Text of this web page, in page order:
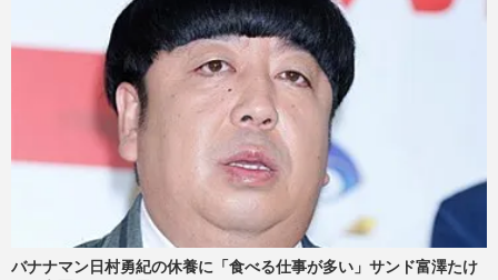
バナナマン日村勇紀の休養に「食べる仕事が多い」サンド富澤たけ